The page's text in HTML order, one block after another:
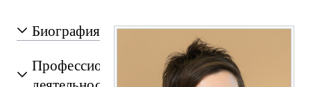
Биография
Профессиональная